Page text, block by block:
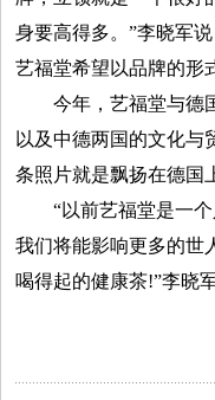
身要高得多。”李晓军
艺福堂希望以品牌的形
今年，艺福堂与德国
以及中德两国的文化与
条照片就是飘扬在德国
“以前艺福堂是一个
我们将能影响更多的
喝得起的健康茶!”李晓军